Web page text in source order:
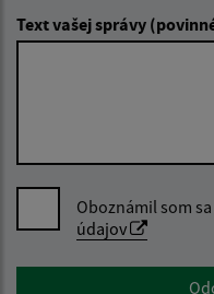
Text vašej správy
Oboznámil som sa
údajov
Google reCaptcha Response